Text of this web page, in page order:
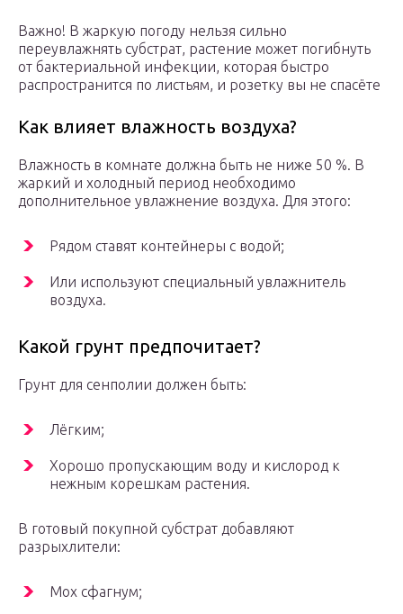
Важно! В жаркую погоду нельзя сильно
переувлажнять субстрат, растение может погибнуть
от бактериальной инфекции, которая быстро
распространится по листьям, и розетку вы не спасёте
Как влияет влажность воздуха?
Влажность в комнате должна быть не ниже 50 %. В
жаркий и холодный период необходимо
дополнительное увлажнение воздуха. Для этого:
Рядом ставят контейнеры с водой;
Или используют специальный увлажнитель
воздуха.
Какой грунт предпочитает?
Грунт для сенполии должен быть:
Лёгким;
Хорошо пропускающим воду и кислород к
нежным корешкам растения.
В готовый покупной субстрат добавляют
разрыхлители:
Мох сфагнум;